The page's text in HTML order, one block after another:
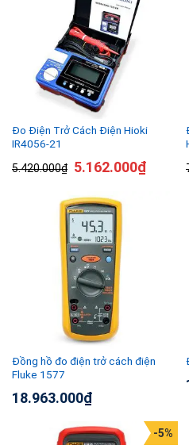
Đo Điện Trở Cách Điện Hioki
IR4056-21
5.420.000₫ 5.162.000₫
Đồng hồ đo điện trở cách điện
Fluke 1577
18.963.000₫
-5%